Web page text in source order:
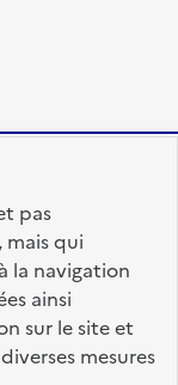
pas
mais qui
la navigation
ainsi
sur le site et
mesures